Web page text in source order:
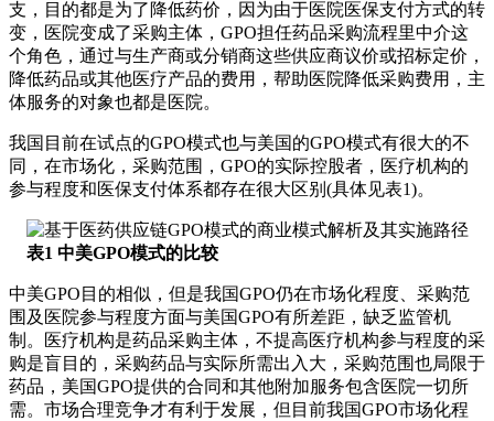
支，目的都是为了降低药价，因为由于医院医保支付方式的转
变，医院变成了采购主体，GPO担任药品采购流程里中介这
个角色，通过与生产商或分销商这些供应商议价或招标定价，
降低药品或其他医疗产品的费用，帮助医院降低采购费用，主
体服务的对象也都是医院。
我国目前在试点的GPO模式也与美国的GPO模式有很大的不
同，在市场化，采购范围，GPO的实际控股者，医疗机构的
参与程度和医保支付体系都存在很大区别(具体见表1)。
表1 中美GPO模式的比较
中美GPO目的相似，但是我国GPO仍在市场化程度、采购范
围及医院参与程度方面与美国GPO有所差距，缺乏监管机
制。医疗机构是药品采购主体，不提高医疗机构参与程度的采
购是盲目的，采购药品与实际所需出入大，采购范围也局限于
药品，美国GPO提供的合同和其他附加服务包含医院一切所
需。市场合理竞争才有利于发展，但目前我国GPO市场化程